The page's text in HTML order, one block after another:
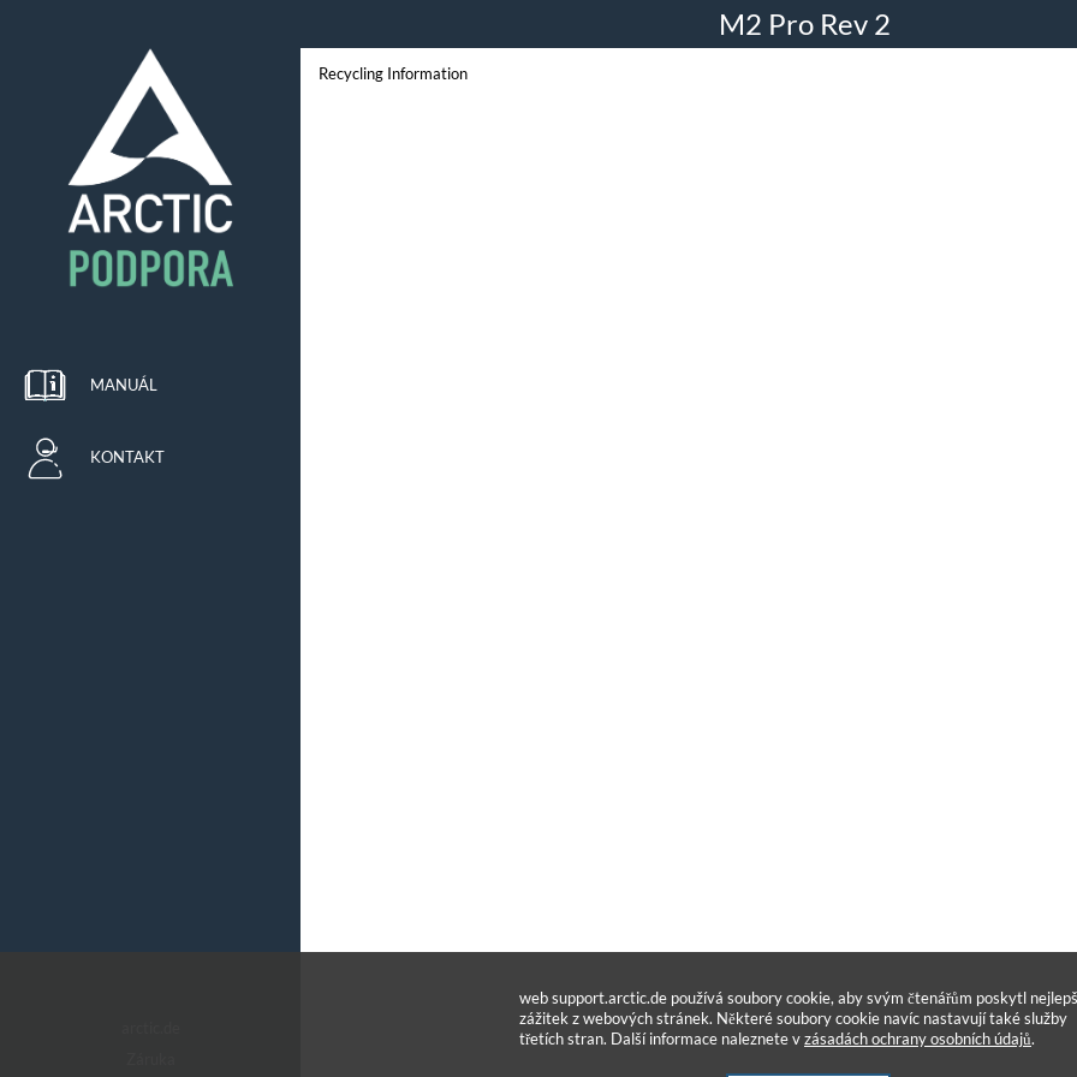
M2 Pro Rev 2
MANUÁL
KONTAKT
Recycling Information
web support.arctic.de používá soubory cookie, aby svým čtenářům poskytl
zážitek z webových stránek. Některé soubory cookie navíc nastavují také služby
třetích stran. Další informace naleznete vzásadách ochrany osobních údajů.